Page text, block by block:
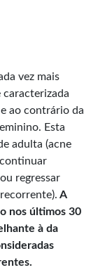
vez mais
caracterizada
ao contrário da
Esta
adulta (acne
regressar
A
nos últimos 30
à da